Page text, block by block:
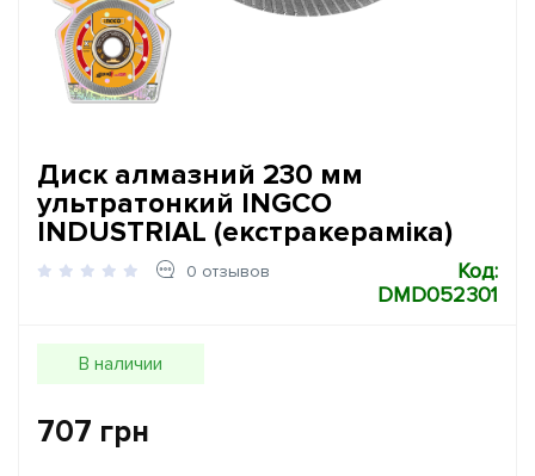
Диск алмазний 230 мм
ультратонкий INGCO
INDUSTRIAL (екстракераміка)
0 отзывов
Код:
DMD052301
В наличии
707 грн